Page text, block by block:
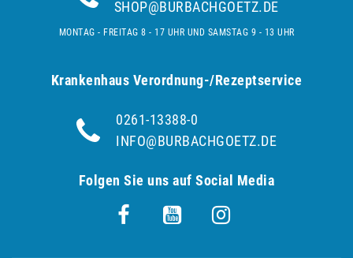
SHOP@BURBACHGOETZ.DE
MONTAG - FREITAG 8 - 17 UHR UND SAMSTAG 9 - 13 UHR
Krankenhaus Verordnung-/Rezeptservice
0261-13388-0
INFO@BURBACHGOETZ.DE
Folgen Sie uns auf Social Media